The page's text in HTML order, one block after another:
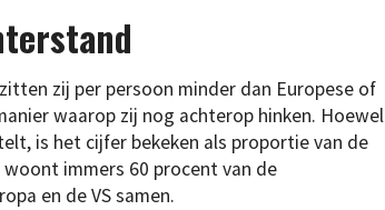
zij per persoon minder dan Europese of
waarop zij nog achterop hinken. Hoewel
is het cijfer bekeken als proportie van de
immers 60 procent van de
en de VS samen.